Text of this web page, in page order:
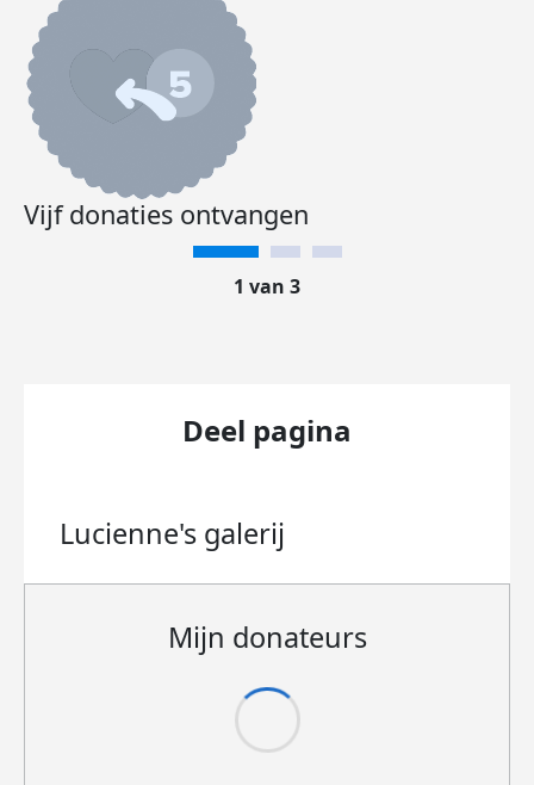
Vijf donaties ontvangen
1 van 3
Deel pagina
Lucienne's galerij
Mijn donateurs